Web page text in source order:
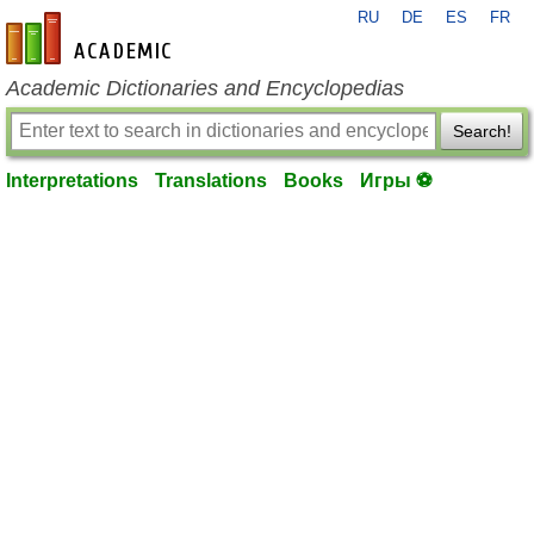
en-academic.com
RU DE ES FR
Academic Dictionaries and Encyclopedias
Search!
Interpretations Translations Books Игры ⚽